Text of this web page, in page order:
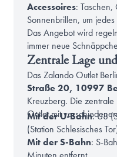
Accessoires: Taschen,
Sonnenbrillen, um
Das Angebot wird
immer neue
Zentrale Lage
Das Zalando Outlet
Straße 20, 10997
Kreuzberg. Die
Outlet mit
Mit der U-Bahn: U8
(Station Schlesisches
Mit der S-Bahn: S-